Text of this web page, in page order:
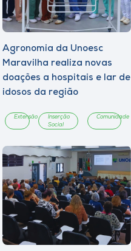
Agronomia da Unoesc
Maravilha realiza novas
doações a hospitais e lar de
idosos da região
Extensão
Inserção
Social
Comunidade